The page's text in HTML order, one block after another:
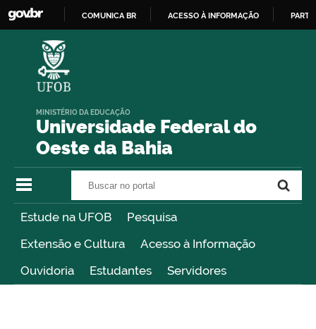
COMUNICA BR ACESSO À INFORMAÇÃO
Universidade Federal do
Oeste da Bahia
MINISTÉRIO DA EDUCAÇÃO
Estude na UFOB
Pesquisa
Extensão e Cultura
Acesso à Informação
Ouvidoria
Estudantes Servidores